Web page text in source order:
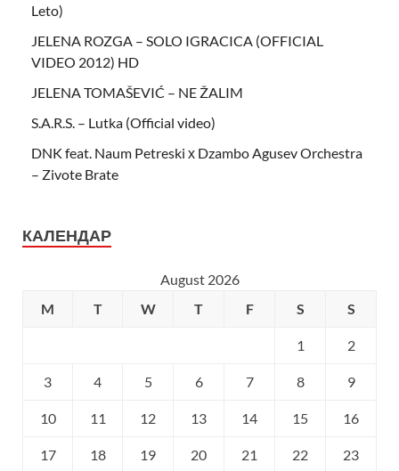
Leto)
JELENA ROZGA – SOLO IGRACICA (OFFICIAL
VIDEO 2012) HD
JELENA TOMAŠEVIĆ – NE ŽALIM
S.A.R.S. – Lutka (Official video)
DNK feat. Naum Petreski х Dzambo Agusev Orchestra
– Zivote Brate
КАЛЕНДАР
August 2026
M
T W T F S S
1 2
3 4 5 6 7 8 9
10 11 12 13 14 15 16
17 18 19 20 21 22 23